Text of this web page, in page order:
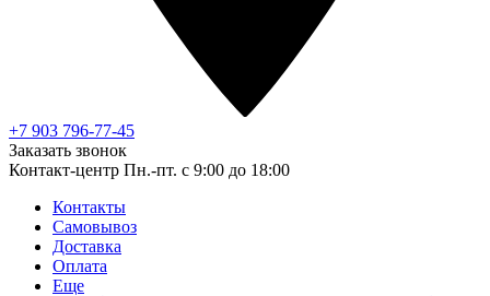
+7 903 796-77-45
Заказать звонок
Контакт-центр Пн.-пт. с 9:00 до 18:00
Контакты
Самовывоз
Доставка
Оплата
Еще